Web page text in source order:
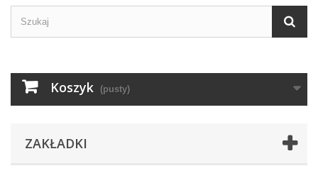
Koszyk (pusty)
ZAKŁADKI